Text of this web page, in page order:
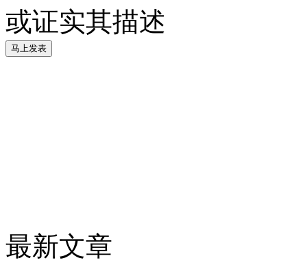
或证实其描述
最新文章